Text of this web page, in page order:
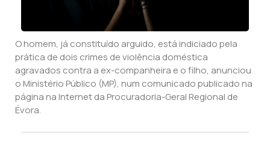
O homem, já constituído arguido, está indiciado pela
prática de dois crimes de violência doméstica
agravados contra a ex-companheira e o filho, anunciou
o Ministério Público (MP), num comunicado publicado na
página na Internet da Procuradoria-Geral Regional de
Évora.